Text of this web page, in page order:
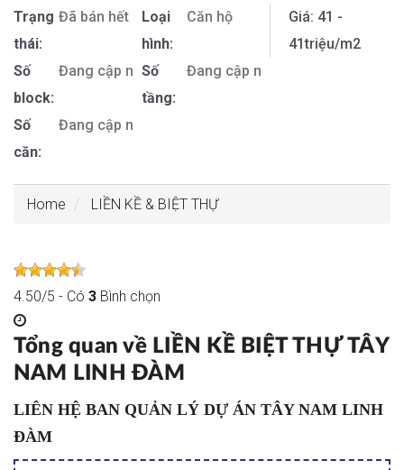
Trạng
thái:
Đã bán hết
Loại
hình:
Căn hộ
Số
block:
Đang cập nhật
Số
tầng:
Đang cập nhật
Số
căn:
Đang cập nhật
Giá: 41 -
41triệu/m2
Home LIỀN KỀ & BIỆT THỰ
4.50/5 - Có 3 Bình chọn
Tổng quan về LIỀN KỀ BIỆT THỰ TÂY
NAM LINH ĐÀM
LIÊN HỆ BAN QUẢN LÝ DỰ ÁN TÂY NAM LINH
ĐÀM